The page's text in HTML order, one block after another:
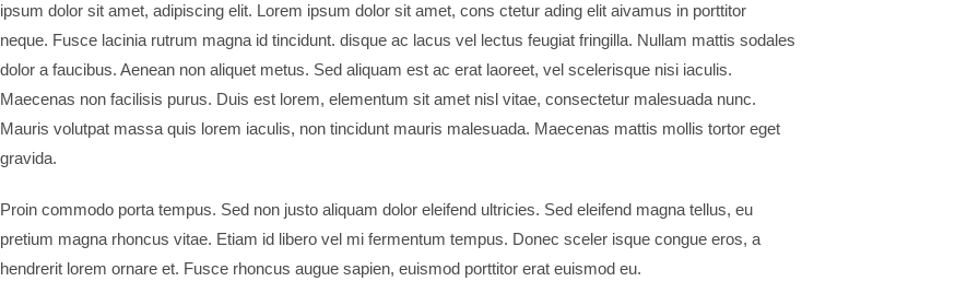
ipsum dolor sit amet, adipiscing elit. Lorem ipsum dolor sit amet, cons ctetur ading elit aivamus in porttitor
neque. Fusce lacinia rutrum magna id tincidunt. disque ac lacus vel lectus feugiat fringilla. Nullam mattis sodales
dolor a faucibus. Aenean non aliquet metus. Sed aliquam est ac erat laoreet, vel scelerisque nisi iaculis.
Maecenas non facilisis purus. Duis est lorem, elementum sit amet nisl vitae, consectetur malesuada nunc.
Mauris volutpat massa quis lorem iaculis, non tincidunt mauris malesuada. Maecenas mattis mollis tortor eget
gravida.
Proin commodo porta tempus. Sed non justo aliquam dolor eleifend ultricies. Sed eleifend magna tellus, eu
pretium magna rhoncus vitae. Etiam id libero vel mi fermentum tempus. Donec sceler isque congue eros, a
hendrerit lorem ornare et. Fusce rhoncus augue sapien, euismod porttitor erat euismod eu.